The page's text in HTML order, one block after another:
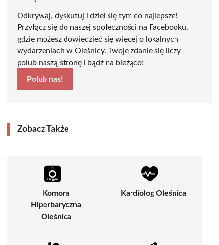
Odkrywaj, dyskutuj i dziel się tym co najlepsze!
Przyłącz się do naszej społeczności na Facebooku,
gdzie możesz dowiedzieć się więcej o lokalnych
wydarzeniach w Oleśnicy. Twoje zdanie się liczy -
polub naszą stronę i bądź na bieżąco!
Polub nas!
Zobacz Także
Komora
Hiperbaryczna
Oleśnica
Kardiolog Oleśnica